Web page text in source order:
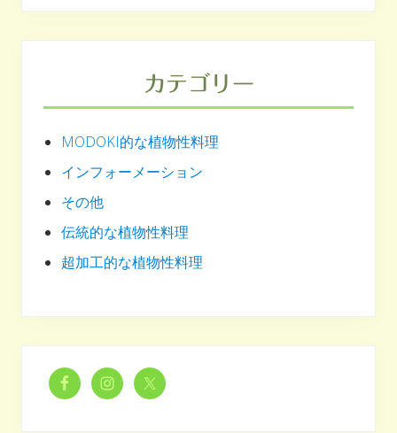
カテゴリー
MODOKI的な植物性料理
インフォーメーション
その他
伝統的な植物性料理
超加工的な植物性料理